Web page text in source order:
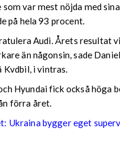
som var mest nöjda med
på hela 93 procent.
Audi. Årets resultat
än någonsin, sade
Kvdbil, i vintras.
Hyundai fick också höga
förra året.
Ukraina bygger eget